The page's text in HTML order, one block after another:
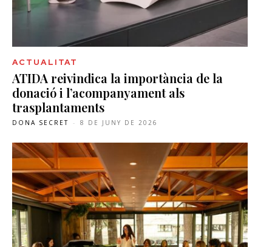
ACTUALITAT
ATIDA reivindica la importància de la
donació i l’acompanyament als
trasplantaments
DONA SECRET - 8 DE JUNY DE 2026